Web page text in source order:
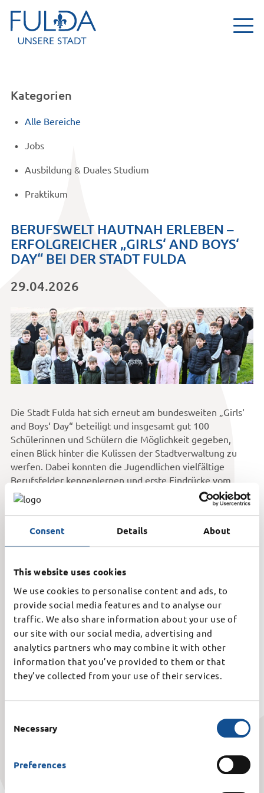
Consent Details About
This website uses cookies
We use cookies to personalise content and ads, to
provide social media features and to analyse our
traffic. We also share information about your use of
our site with our social media, advertising and
analytics partners who may combine it with other
information that you’ve provided to them or that
they’ve collected from your use of their services.
Selection
Necessary
Preferences
Kategorien
Alle Bereiche
Jobs
Ausbildung & Duales Studium
Praktikum
BERUFSWELT HAUTNAH ERLEBEN –
ERFOLGREICHER „GIRLS‘ AND BOYS‘
DAY“ BEI DER STADT FULDA
29.04.2026
Die Stadt Fulda hat sich erneut am bundesweiten „Girls‘
and Boys‘ Day“ beteiligt und insgesamt gut 100
Schülerinnen und Schülern die Möglichkeit gegeben,
einen Blick hinter die Kulissen der Stadtverwaltung zu
werfen. Dabei konnten die Jugendlichen vielfältige
Berufsfelder kennenlernen und erste Eindrücke vom
Arbeitsalltag in einer modernen Kommunalverwaltung
gewinnen.
Zum Auftakt des Tages wurden die Teilnehmenden im
Kurfürstenzimmer des Stadtschlosses von der
hervorgehoben, wie wertvoll es ist, sich frühzeitig mit
beruflichen Perspektiven auseinanderzusetzen und auch
weniger bekannte Tätigkeitsfelder in den Blick zu
nehmen.
Im weiteren Verlauf erhielten die Jugendlichen durch
eine Präsentation der Auszubildenden und Studierenden
sowie durch ein interaktives Quiz einen Überblick über
die unterschiedlichen Aufgabenbereiche innerhalb der
verschiedenen Ämtern und Außenstellen konnten die
Teilnehmenden den Berufsalltag unmittelbar erleben.
Einblicke wurden unter anderem in der Unteren
Vermessungsamt, im Bürgerbüro sowie im Rechts- und
Ordnungsamt ermöglicht. Darüber hinaus sammelten 30